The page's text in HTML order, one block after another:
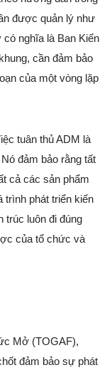
được quản lý như
nghĩa là Ban Kiến
cần đảm bảo
của một vòng lặp
tuân thủ ADM là
đảm bảo rằng tất
cả các sản phẩm
trình phát triển kiến
trúc luôn đi đúng
của tổ chức và
Mở (TOGAF),
đảm bảo sự phát